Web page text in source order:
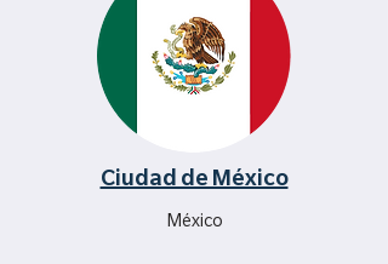
Ciudad de México
México